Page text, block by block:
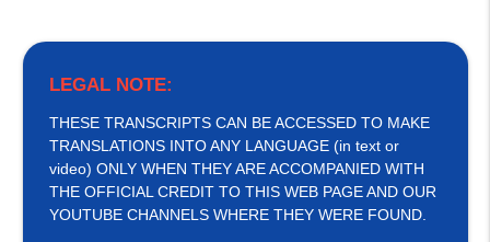
LEGAL NOTE:
THESE TRANSCRIPTS CAN BE ACCESSED TO MAKE
TRANSLATIONS INTO ANY LANGUAGE (in text or
video) ONLY WHEN THEY ARE ACCOMPANIED WITH
THE OFFICIAL CREDIT TO THIS WEB PAGE AND OUR
YOUTUBE CHANNELS WHERE THEY WERE FOUND.